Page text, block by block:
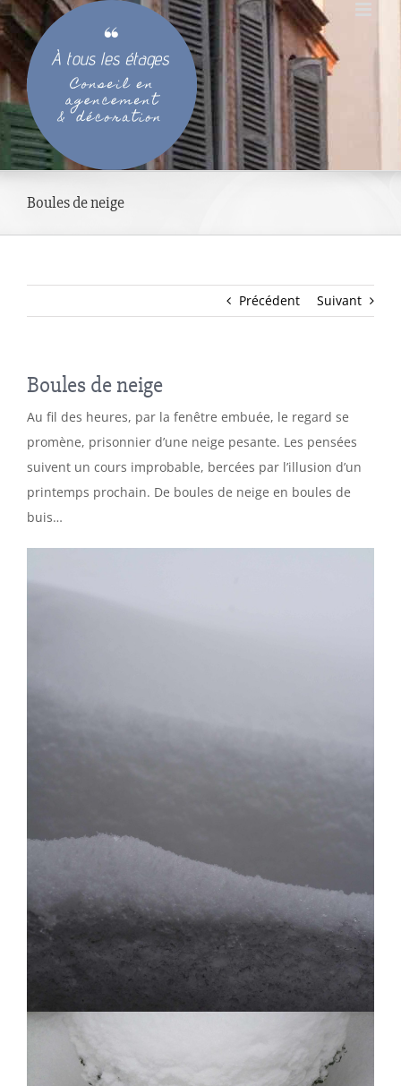
Passer
au
contenu
Boules de neige
Précédent Suivant
Boules de neige
Au fil des heures, par la fenêtre embuée, le regard se
promène, prisonnier d’une neige pesante. Les pensées
suivent un cours improbable, bercées par l’illusion d’un
printemps prochain. De boules de neige en boules de
buis…